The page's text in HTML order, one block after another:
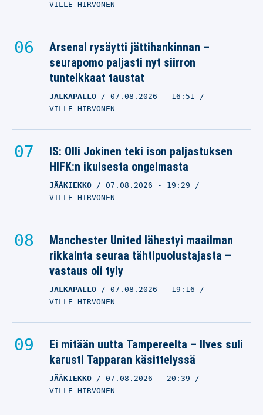
VILLE HIRVONEN
Arsenal rysäytti jättihankinnan –
seurapomo paljasti nyt siirron
tunteikkaat taustat
JALKAPALLO 07.08.2026 - 16:51
VILLE HIRVONEN
IS: Olli Jokinen teki ison paljastuksen
HIFK:n ikuisesta ongelmasta
JÄÄKIEKKO 07.08.2026 - 19:29
VILLE HIRVONEN
Manchester United lähestyi maailman
rikkainta seuraa tähtipuolustajasta –
vastaus oli tyly
JALKAPALLO 07.08.2026 - 19:16
VILLE HIRVONEN
Ei mitään uutta Tampereelta – Ilves suli
karusti Tapparan käsittelyssä
JÄÄKIEKKO 07.08.2026 - 20:39
VILLE HIRVONEN